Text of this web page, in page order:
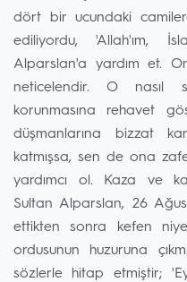
dört bir ucundaki
ediliyordu, 'Allah'ım,
Alparslan'a yardım et.
neticelendir. O nasıl
korunmasına rehavet
düşmanlarına bizzat
katmışsa, sen de ona
yardımcı ol. Kaza ve
Sultan Alparslan, 26
ettikten sonra kefen
ordusunun huzuruna
sözlerle hitap etmiştir;